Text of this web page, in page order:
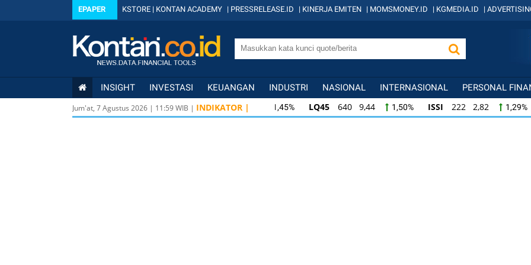
EPAPER KSTORE | KONTAN ACADEMY | PRESSRELEASE.ID | KINERJA EMITEN | MOMSMONEY.ID | KGMEDIA.ID |
INSIGHT INVESTASI KEUANGAN INDUSTRI NASIONAL INTERNASIONAL PERSONAL
Jum'at, 7 Agustus 2026 | 11:59WIB | INDIKATOR | LQ45 640 9,44 1,50% ISSI 222 2,82 1,29%
ISSI
222 2,82 1,29% IDX30 359 5,14 1,45%